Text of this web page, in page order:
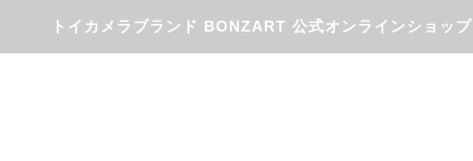
トイカメラブランド BONZART 公式オンラインショップ